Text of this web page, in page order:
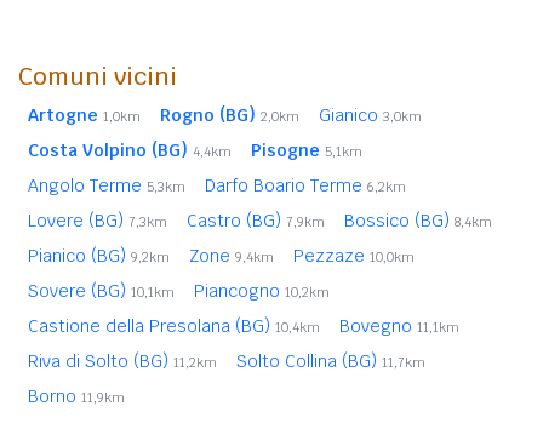
Comuni vicini
Artogne 1,0km Rogno (BG) 2,0km Gianico 3,0km
Costa Volpino (BG) 4,4km Pisogne 5,1km
Angolo Terme 5,3km Darfo Boario Terme 6,2km
Lovere (BG) 7,3km Castro (BG) 7,9km Bossico (BG) 8,4km
Pianico (BG) 9,2km Zone 9,4km Pezzaze 10,0km
Sovere (BG) 10,1km Piancogno 10,2km
Castione della Presolana (BG) 10,4km Bovegno 11,1km
Riva di Solto (BG) 11,2km Solto Collina (BG) 11,7km
Borno 11,9km